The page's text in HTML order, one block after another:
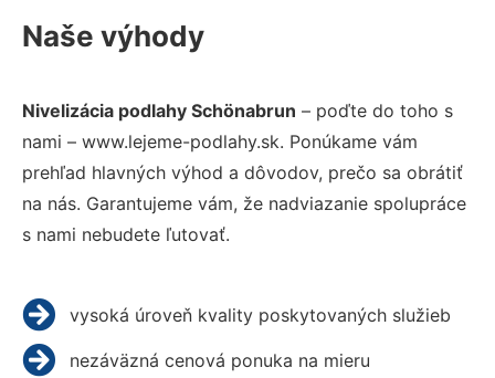
Naše výhody
Nivelizácia podlahy Schönabrun – poďte do toho s
nami – www.lejeme-podlahy.sk. Ponúkame vám
prehľad hlavných výhod a dôvodov, prečo sa obrátiť
na nás. Garantujeme vám, že nadviazanie spolupráce
s nami nebudete ľutovať.
vysoká úroveň kvality poskytovaných služieb
nezáväzná cenová ponuka na mieru